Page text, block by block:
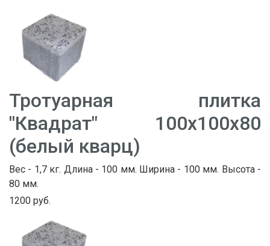
Тротуарная плитка
"Квадрат" 100х100х80
(белый кварц)
Вес - 1,7 кг. Длина - 100 мм. Ширина - 100 мм. Высота -
80 мм.
1200 руб.